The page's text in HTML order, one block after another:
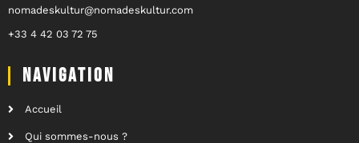
nomadeskultur@nomadeskultur.com
+33 4 42 03 72 75
NAVIGATION
Accueil
Qui sommes-nous ?